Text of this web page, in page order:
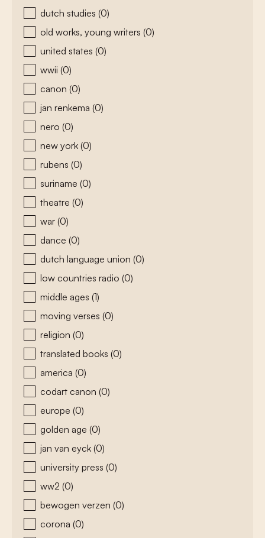
dutch studies (0)
old works, young writers (0)
united states (0)
wwii (0)
canon (0)
jan renkema (0)
nero (0)
new york (0)
rubens (0)
suriname (0)
theatre (0)
war (0)
dance (0)
dutch language union (0)
low countries radio (0)
middle ages (1)
moving verses (0)
religion (0)
translated books (0)
america (0)
codart canon (0)
europe (0)
golden age (0)
jan van eyck (0)
university press (0)
ww2 (0)
bewogen verzen (0)
corona (0)